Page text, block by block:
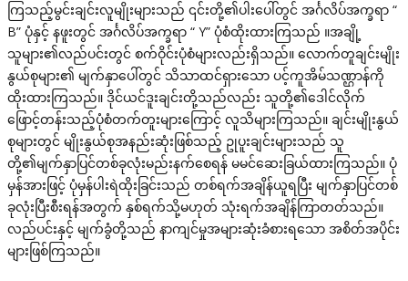
ကြသည့်မွင်းချင်းလူမျိုးများသည် ၎င်းတို့၏ပါးပေါ်တွင် အင်္ဂလိပ်အက္ခရာ “
B” ပုံနှင့် နဖူးတွင် အင်္ဂလိပ်အက္ခရာ “ Y” ပုံစံထိုးထားကြသည် ။အချို့
သူများ၏လည်ပင်းတွင် စက်ဝိုင်းပုံစံများလည်းရှိသည်။ လောက်တူချင်းမျိုး
နွယ်စုများ၏ မျက်နှာပေါ်တွင် သိသာထင်ရှားသော ပင့်ကူအိမ်သဏ္ဌာန်ကို
ထိုးထားကြသည်။ ဒိုင်ယင်ဒူးချင်းတို့သည်လည်း သူတို့၏ဒေါင်လိုက်
ဖြောင့်တန်းသည့်ပုံစံတက်တူးများကြောင့် လူသိများကြသည်။ ချင်းမျိုးနွယ်
စုများတွင် မျိုးနွယ်စုအနည်းဆုံးဖြစ်သည့် ဥုပူးချင်းများသည် သူ
တို့၏မျက်နှာပြင်တစ်ခုလုံးမည်းနက်စေရန် မမင်ဆေးခြယ်ထားကြသည်။ ပုံ
မှန်အားဖြင့် ပုံမှန်ပါးရဲထိုးခြင်းသည် တစ်ရက်အချိန်ယူရပြီး မျက်နှာပြင်တစ်
ခုလုံးပြီးစီးရန်အတွက် နှစ်ရက်သို့မဟုတ် သုံးရက်အချိန်ကြာတတ်သည်။
လည်ပင်းနှင့် မျက်ခွံတို့သည် နာကျင်မှုအများဆုံးခံစားရသော အစိတ်အပိုင်း
များဖြစ်ကြသည်။